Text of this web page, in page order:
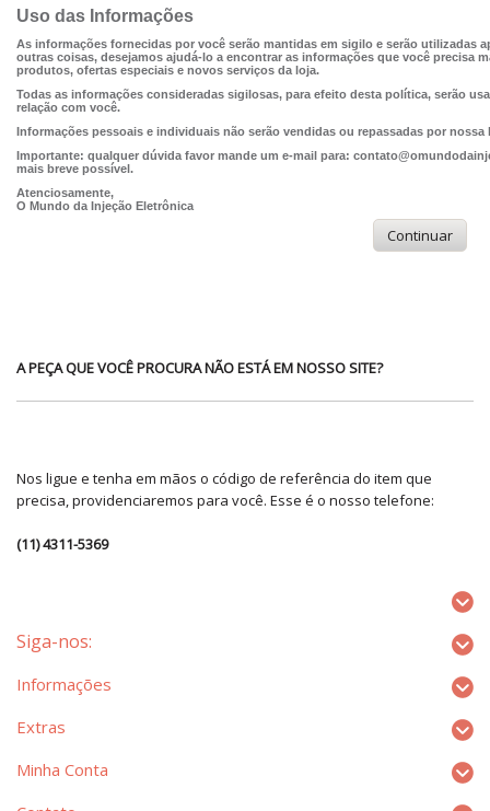
Uso das Informações
As informações fornecidas por você serão mantidas em sigilo e serão utilizadas
outras coisas, desejamos ajudá-lo a encontrar as informações que você precisa
produtos, ofertas especiais e novos serviços da loja.
Todas as informações consideradas sigilosas, para efeito desta política, serão
relação com você.
Informações pessoais e individuais não serão vendidas ou repassadas por
Importante: qualquer dúvida favor mande um e-mail para:
mais breve possível.
Atenciosamente,
O Mundo da Injeção Eletrônica
Continuar
A PEÇA QUE VOCÊ PROCURA NÃO ESTÁ EM NOSSO SITE?
Nos ligue e tenha em mãos o código de referência do item que
precisa, providenciaremos para você. Esse é o nosso telefone:
(11) 4311-5369
Siga-nos:
Informações
Extras
Minha Conta